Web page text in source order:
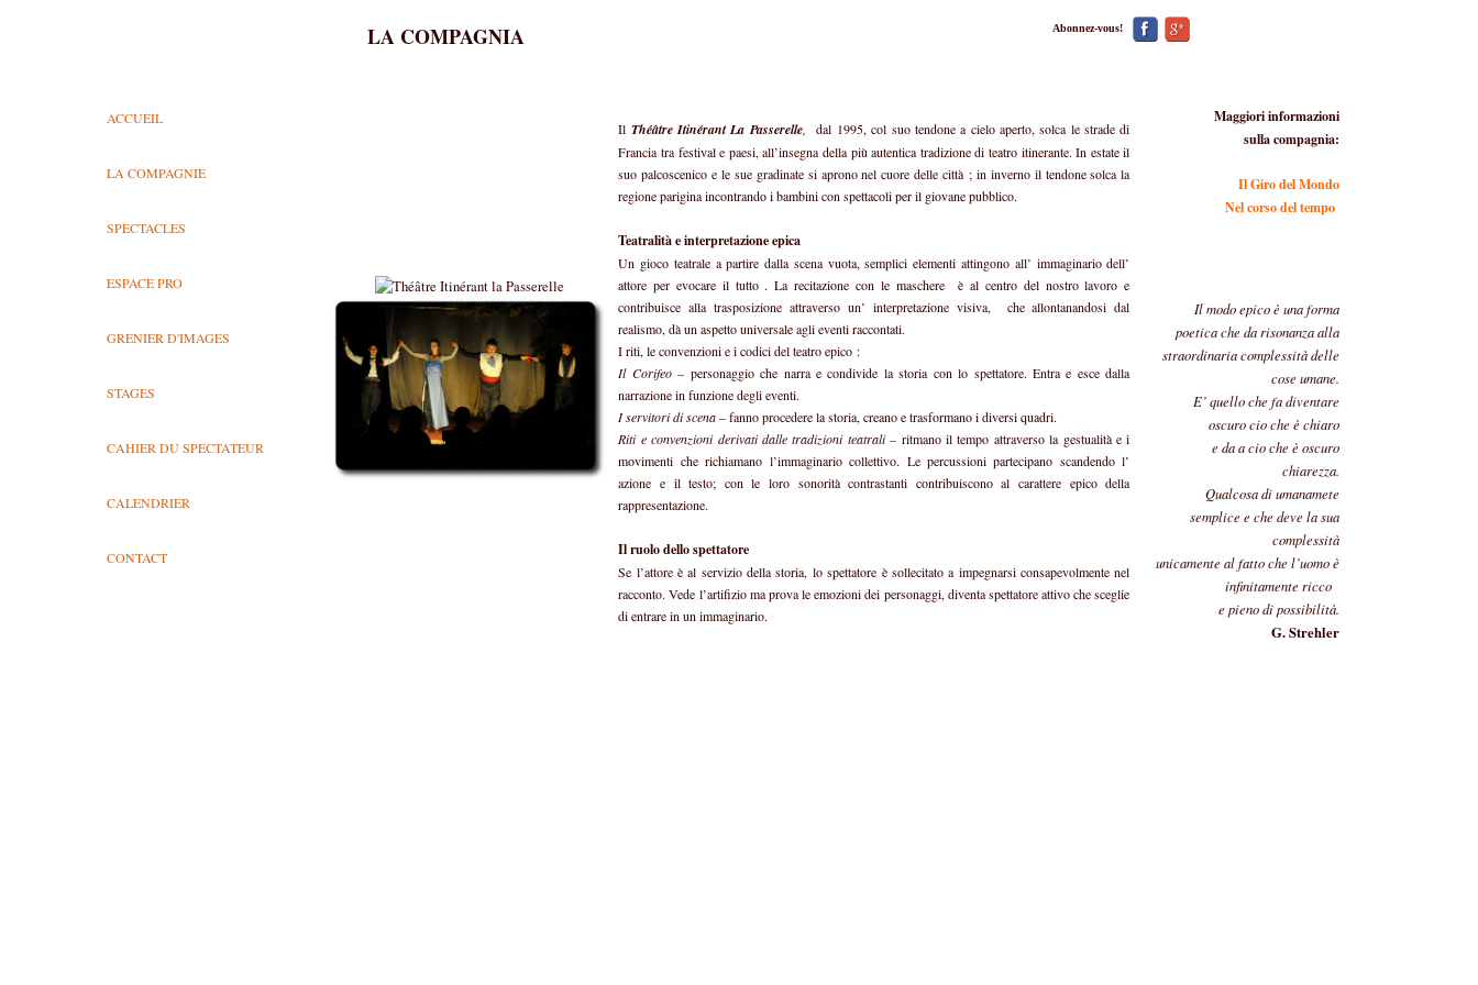
LA COMPAGNIA Abonnez-vous!
ACCUEIL
LA COMPAGNIE
SPECTACLES
ESPACE PRO
GRENIER D'IMAGES
STAGES
CAHIER DU SPECTATEUR
CALENDRIER
CONTACT
Il Théâtre Itinérant La Passerelle,
dal 1995, col suo tendone a cielo aperto, solca le strade di
Francia tra festival e paesi, all’insegna della più autentica tradizione di teatro itinerante. In estate il
suo palcoscenico e le sue gradinate si aprono nel cuore delle città ; in inverno il tendone solca la
regione parigina incontrando i bambini con spettacoli per il giovane pubblico.
Teatralità e interpretazione epica
Un gioco teatrale a partire dalla scena vuota, semplici elementi attingono all’ immaginario dell’
attore per evocare il tutto . La recitazione con le maschere è al centro del nostro lavoro e
contribuisce alla trasposizione attraverso un’ interpretazione visiva, che allontanandosi dal
realismo, dà un aspetto universale agli eventi raccontati.
I riti, le convenzioni e i codici del teatro epico :
Il Corifeo– personaggio che narra e condivide la storia con lo spettatore. Entra e esce dalla
narrazione in funzione degli eventi.
I servitori di scena– fanno procedere la storia, creano e trasformano i diversi quadri.
Riti e convenzioni derivati dalle tradizioni teatrali– ritmano il tempo attraverso la gestualità e i
movimenti che richiamano l’immaginario collettivo. Le percussioni partecipano scandendo l’
azione e il testo; con le loro sonorità contrastanti contribuiscono al carattere epico della
rappresentazione.
Il ruolo dello spettatore
Se l’attore è al servizio della storia, lo spettatore è sollecitato a impegnarsi consapevolmente nel
racconto. Vede l’artifizio ma prova le emozioni dei personaggi, diventa spettatore attivo che sceglie
di entrare in un immaginario.
Maggiori informazioni
sulla compagnia:
Il Giro del Mondo
Nel corso del tempo
Il modo epico è una forma
poetica che da risonanza alla
straordinaria complessità delle
cose umane.
E’ quello che fa diventare
oscuro cio che è chiaro
e da a cio che è oscuro
chiarezza.
Qualcosa di umanamete
semplice e che deve la sua
complessità
unicamente al fatto che l’uomo è
infinitamente ricco
e pieno di possibilità.
G. Strehler